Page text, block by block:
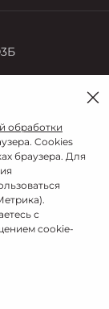
обработки
Cookies
браузера. Для
с
cookie-